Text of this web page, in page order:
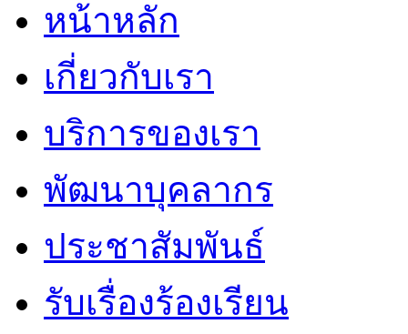
หน้าหลัก
เกี่ยวกับเรา
บริการของเรา
พัฒนาบุคลากร
ประชาสัมพันธ์
รับเรื่องร้องเรียน